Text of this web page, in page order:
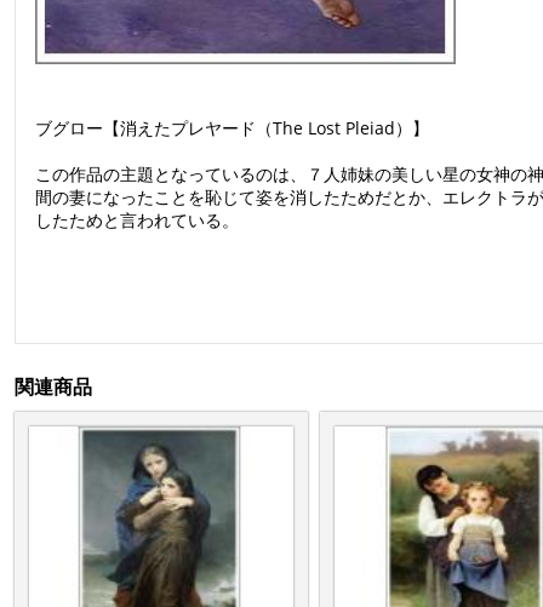
ブグロー【消えたプレヤード（The Lost Pleiad）】
この作品の主題となっているのは、７人姉妹の美しい星の女神
間の妻になったことを恥じて姿を消したためだとか、エレクトラ
したためと言われている。
関連商品